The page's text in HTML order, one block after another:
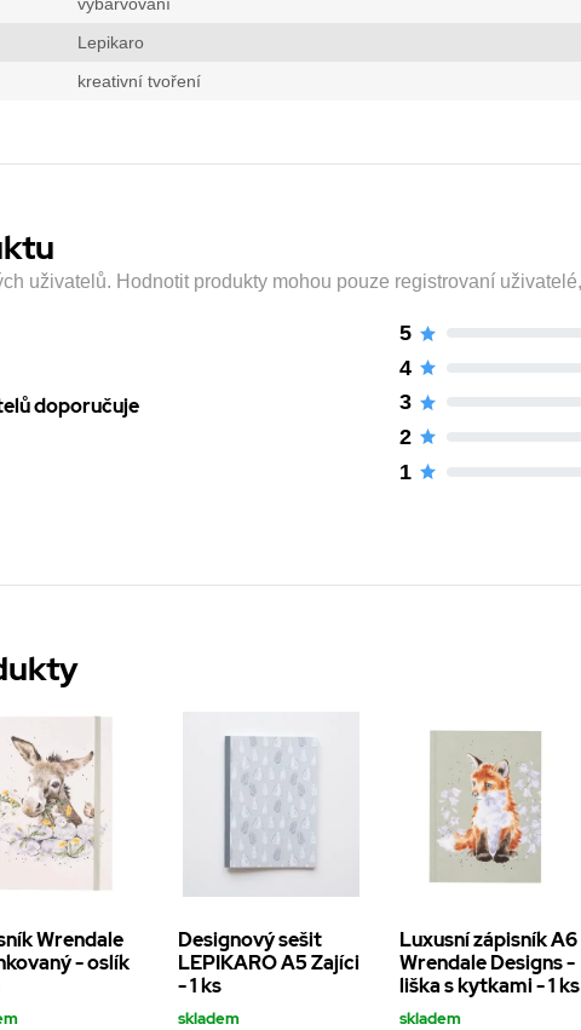
Lepikaro
kreativní tvoření
uživatelů. Hodnotit produkty mohou pouze registrovaní
doporučuje
5
4
3
2
1
Wrendale
- oslík
Designový sešit
LEPIKARO A5 Zajíci
- 1 ks
skladem
Luxusní zápisník A6
Wrendale Designs -
liška s kytkami - 1 ks
skladem